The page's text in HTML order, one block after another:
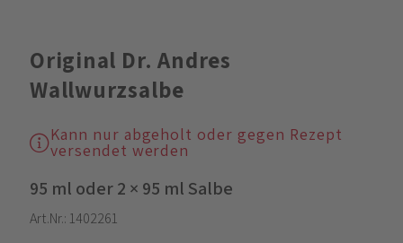
Original Dr. Andres
Wallwurzsalbe
Kann nur abgeholt oder gegen Rezept
versendet werden
95 ml oder 2 × 95 ml Salbe
Art.Nr.: 1402261